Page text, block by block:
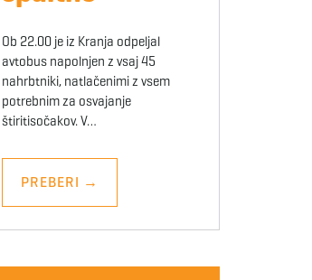
Ob 22.00 je iz Kranja odpeljal
avtobus napolnjen z vsaj 45
nahrbtniki, natlačenimi z vsem
potrebnim za osvajanje
štiritisočakov. V…
PREBERI →